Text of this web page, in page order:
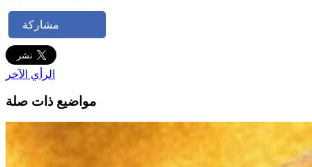
مشاركة
الرأي الآخر
مواضيع ذات صلة